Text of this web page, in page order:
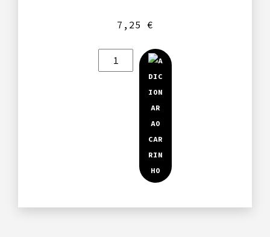
7,25 €
Quantidade
de